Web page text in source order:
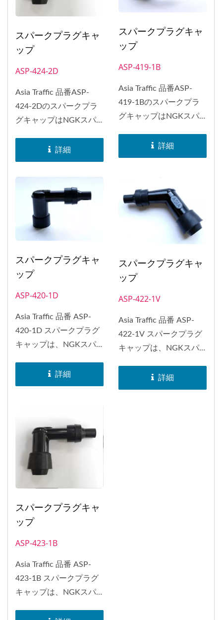
スパークプラグキャ
ップ
ASP-424-2D
Asia Traffic 品番ASP-
424-2Dのスパークプラ
グキャップはNGKスパ
詳細
スパークプラグキャ
ップ
ASP-419-1B
Asia Traffic 品番ASP-
419-1Bのスパークプラ
グキャップはNGKスパ
詳細
スパークプラグキャ
ップ
ASP-420-1D
Asia Traffic 品番 ASP-
420-1D スパークプラグ
キャップは、NGKスパ
詳細
スパークプラグキャ
ップ
ASP-422-1V
Asia Traffic 品番 ASP-
422-1V スパークプラグ
キャップは、NGKスパ
詳細
スパークプラグキャ
ップ
ASP-423-1B
Asia Traffic 品番 ASP-
423-1B スパークプラグ
キャップは、NGKスパ